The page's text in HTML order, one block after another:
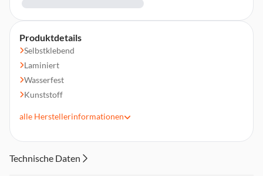
Produktdetails
Selbstklebend
Laminiert
Wasserfest
Kunststoff
Geeignet für: Dymo LetraTag LT-100H / LT-100T
alle Herstellerinformationen
Technische Daten